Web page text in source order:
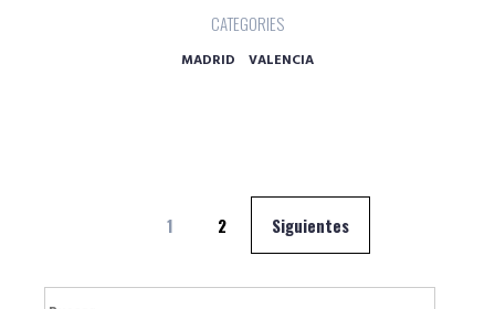
CATEGORIES
MADRID VALENCIA
Navegación
entradas
1 2 Siguientes